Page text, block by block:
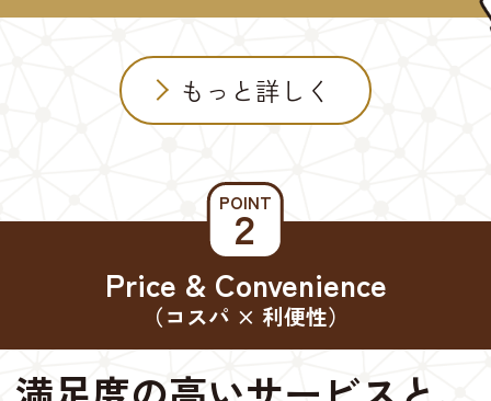
もっと詳しく
POINT
２
Price & Convenience
（コスパ × 利便性）